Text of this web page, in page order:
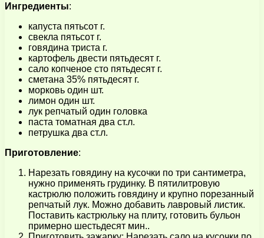
Ингредиенты:
капуста пятьсот г.
свекла пятьсот г.
говядина триста г.
картофель двести пятьдесят г.
сало копченое сто пятьдесят г.
сметана 35% пятьдесят г.
морковь один шт.
лимон один шт.
лук репчатый один головка
паста томатная два ст.л.
петрушка два ст.л.
Приготовление:
Нарезать говядину на кусочки по три сантиметра,
нужно применять грудинку. В пятилитровую
кастрюлю положить говядину и крупно порезанный
репчатый лук. Можно добавить лавровый листик.
Поставить кастрюльку на плиту, готовить бульон
примерно шестьдесят мин..